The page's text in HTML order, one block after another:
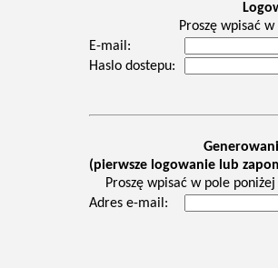
Proszę wpisać
E-mail:
Haslo dostepu:
(pierwsze logowanie lub
Proszę wpisać w pole
Adres e-mail: